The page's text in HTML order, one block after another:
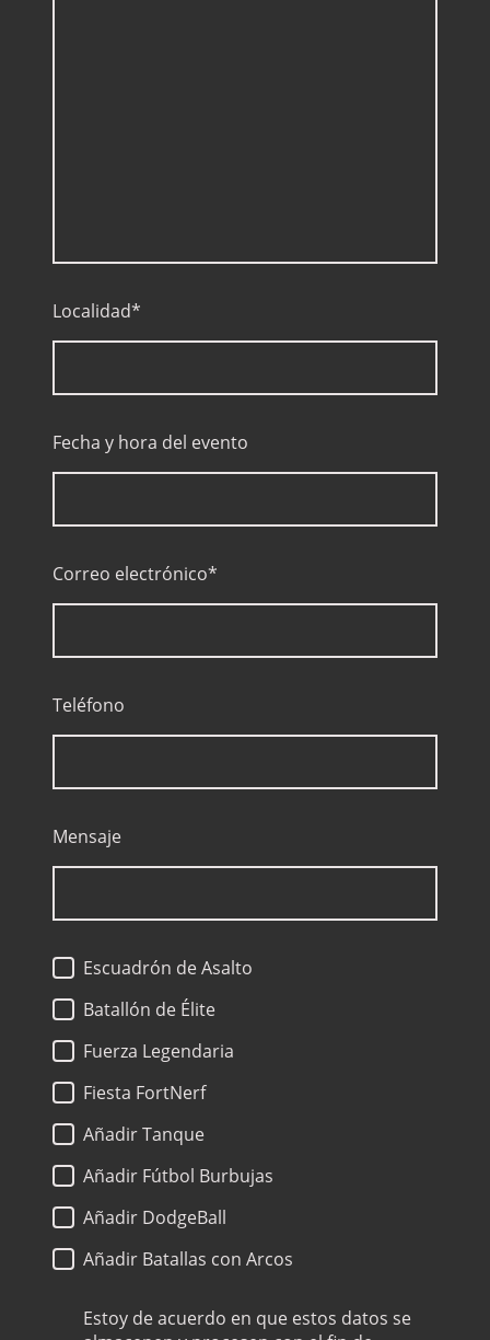
Localidad*
Fecha y hora del evento
Correo electrónico*
Teléfono
Mensaje
Escuadrón de Asalto
Batallón de Élite
Fuerza Legendaria
Fiesta FortNerf
Añadir Tanque
Añadir Fútbol Burbujas
Añadir DodgeBall
Añadir Batallas con Arcos
Estoy de acuerdo en que estos datos se